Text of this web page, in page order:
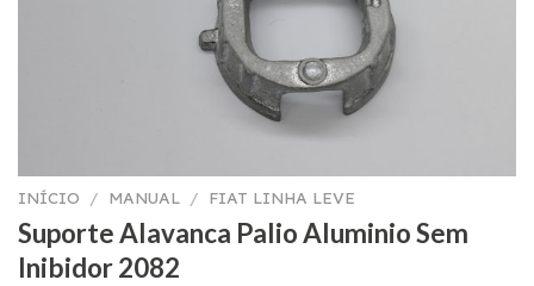
INÍCIO / MANUAL / FIAT LINHA LEVE
Suporte Alavanca Palio Aluminio Sem
Inibidor 2082